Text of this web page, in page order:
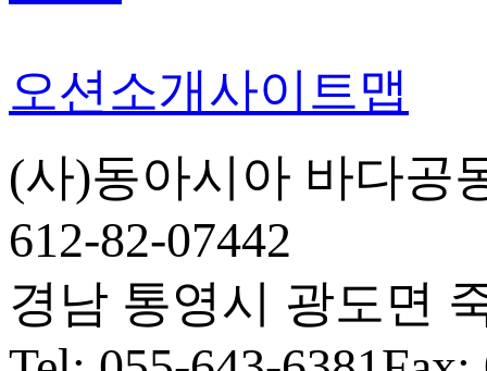
오션소개사이트맵
(사)동아시아 바다공
612-82-07442
경남 통영시 광도면